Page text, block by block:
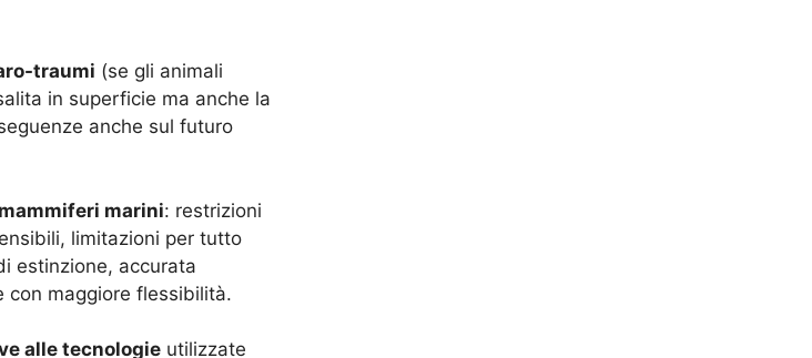
traumi (se gli animali
in superficie ma anche la
anche sul futuro
marini: restrizioni
limitazioni per tutto
estinzione, accurata
con maggiore flessibilità.
alle tecnologie utilizzate